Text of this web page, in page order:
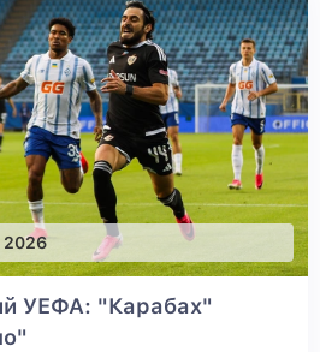
2026
УЕФА: "Карабах"